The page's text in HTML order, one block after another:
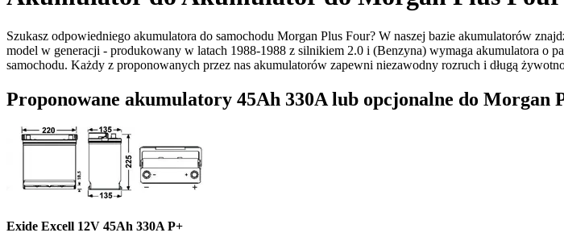
Szukasz odpowiedniego akumulatora do samochodu Morgan Plus Four? W naszej bazie akumulatorów
model w generacji - produkowany w latach 1988-1988 z silnikiem 2.0 i (Benzyna) wymaga akumulatora o
samochodu. Każdy z proponowanych przez nas akumulatorów zapewni niezawodny rozruch i długą
Proponowane akumulatory 45Ah 330A lub opcjonalne do Morgan
Exide Excell 12V 45Ah 330A P+